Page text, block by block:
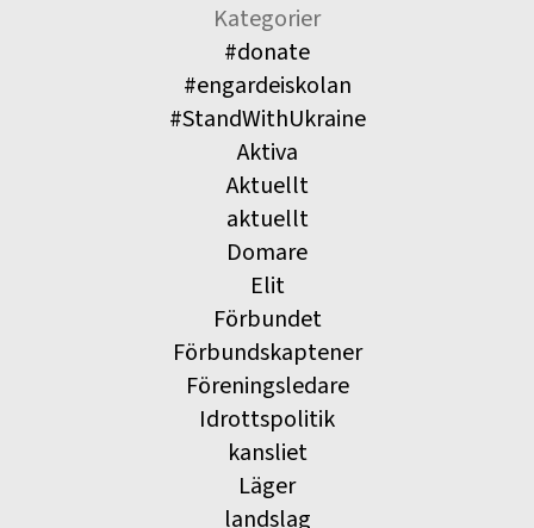
Kategorier
#donate
#engardeiskolan
#StandWithUkraine
Aktiva
Aktuellt
aktuellt
Domare
Elit
Förbundet
Förbundskaptener
Föreningsledare
Idrottspolitik
kansliet
Läger
landslag